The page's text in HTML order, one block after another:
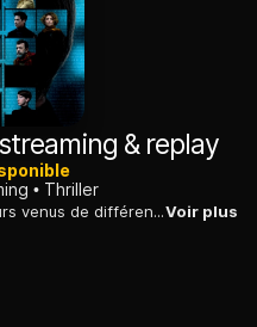
& replay
Thriller
Eric Angstrom réuni neuf traducteurs venus de différents pays pour une sortie événementielle et simultanée du très attendu dernier tome de la trilogie «Dedalus». Il les enferme dans un bunker de luxe.Voir plus